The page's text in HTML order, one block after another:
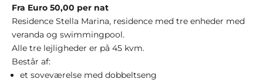
Fra Euro 50,00 per nat
Residence Stella Marina, residence med tre enheder med
veranda og swimmingpool.
Alle tre lejligheder er på 45 kvm.
Består af:
et soveværelse med dobbeltseng